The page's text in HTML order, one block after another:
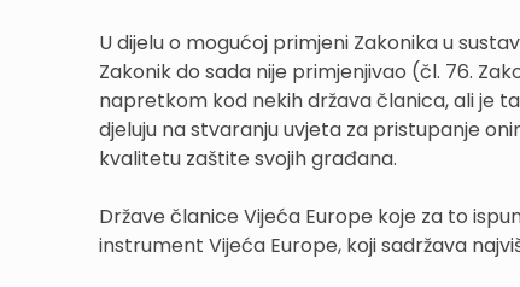
U dijelu o mogućoj primjeni Zakonika u
Zakonik do sada nije primjenjivao (čl. 76.
napretkom kod nekih država članica, ali je
djeluju na stvaranju uvjeta za pristupanje
kvalitetu zaštite svojih građana.
Države članice Vijeća Europe koje za to
instrument Vijeća Europe, koji sadržava